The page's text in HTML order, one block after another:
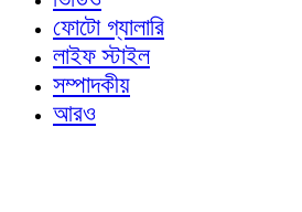
ফোটো গ্যালারি
লাইফ স্টাইল
সম্পাদকীয়
আরও